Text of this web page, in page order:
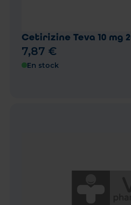
Cetirizine Teva 10 mg
7,87 €
En stock